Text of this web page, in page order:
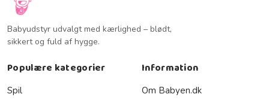
Babyudstyr udvalgt med kærlighed – blødt,
sikkert og fuld af hygge.
Populære kategorier
Spil
Information
Om Babyen.dk